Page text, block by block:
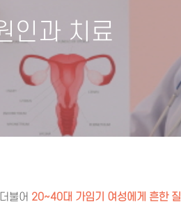
인과 치료
불어 20~40대 가임기 여성에게 흔한 질